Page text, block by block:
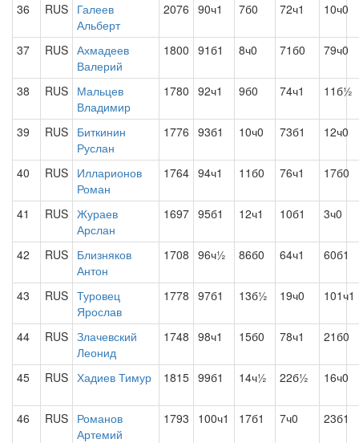
36 RUS Галеев
Альберт
2076 90ч1 7б0 72ч1 10ч0
37 RUS Ахмадеев
Валерий
1800 91б1 8ч0 71б0 79ч0
38 RUS Мальцев
Владимир
1780 92ч1 9б0 74ч1 11б½
39 RUS Биткинин
Руслан
1776 93б1 10ч0 73б1 12ч0
40 RUS Илларионов
Роман
1764 94ч1 11б0 76ч1 17б0
41 RUS Жураев
Арслан
1697 95б1 12ч1 10б1 3ч0
42 RUS Близняков
Антон
1708 96ч½ 86б0 64ч1 60б1
43 RUS Туровец
Ярослав
1778 97б1 13б½ 19ч0 101ч1
44 RUS Злачевский
Леонид
1748 98ч1 15б0 78ч1 21б0
45 RUS Хадиев Тимур 1815 99б1 14ч½ 22б½ 16ч0
46 RUS Романов
Артемий
1793 100ч1 17б1 7ч0 23б1